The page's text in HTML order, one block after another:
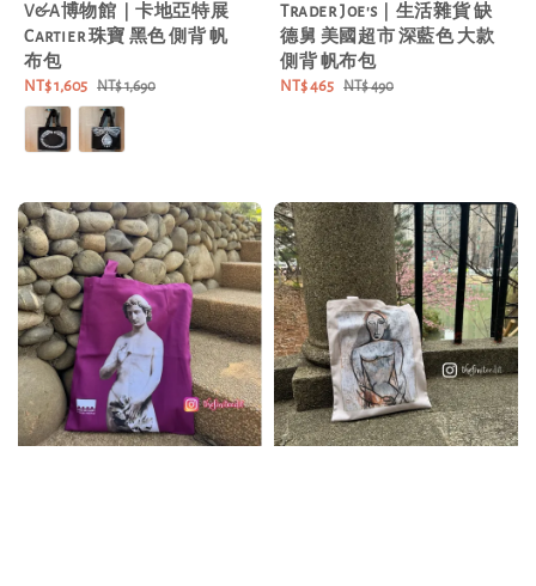
V&A博物館｜卡地亞特展
Cartier 珠寶 黑色 側背 帆
布包
Sale
price
NT$ 1,605 Regular
price
NT$ 1,690
Trader Joe's｜生活雜貨 缺
德舅 美國超市 深藍色 大款
側背 帆布包
Sale
NT$ 465 Regular
NT$ 490